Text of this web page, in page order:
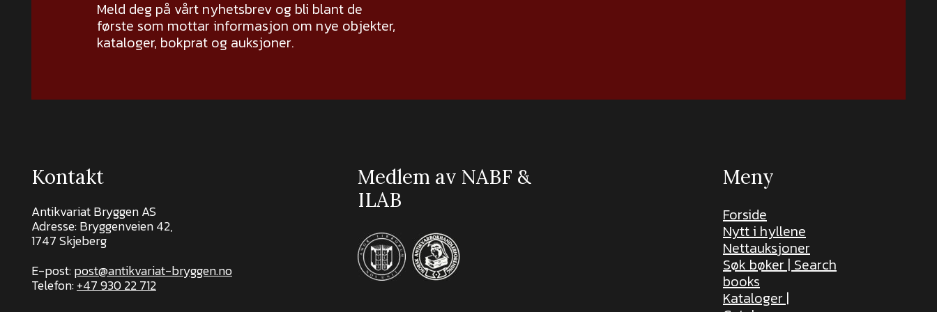
Meld deg på vårt nyhetsbrev og bli blant de
første som mottar informasjon om nye objekter,
kataloger, bokprat og auksjoner.
Kontakt
Antikvariat Bryggen AS
Adresse: Bryggenveien 42,
1747 Skjeberg
E-post:post@antikvariat-bryggen.no
Telefon:+47 930 22 712
Medlem av NABF &
ILAB
Meny
Forside
Nytt i hyllene
Nettauksjoner
Søk bøker | Search
books
Kataloger |